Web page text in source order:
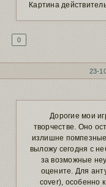
Картина
0
23-
Дорогие мои
творчестве. Оно
излишне
выложу сегодня с
за возможные
оцените. Для
cover), особенно